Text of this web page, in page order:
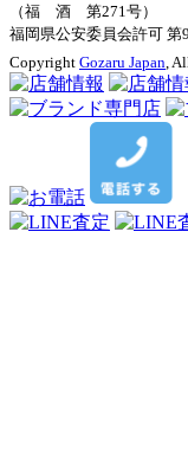
（福 酒 第271号）
福岡県公安委員会許可 第
Copyright Gozaru Japan ,